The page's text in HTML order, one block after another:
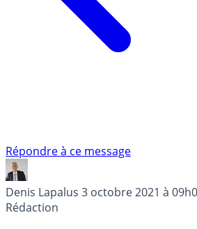
Répondre à ce message
Denis Lapalus 3 octobre 2021 à
Rédaction